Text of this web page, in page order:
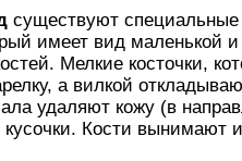
существуют
имеет вид маленькой
Мелкие косточки,
а вилкой
удаляют кожу (в
Кости вынимают